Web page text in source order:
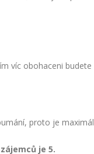
víc obohaceni
proto je
je 5.